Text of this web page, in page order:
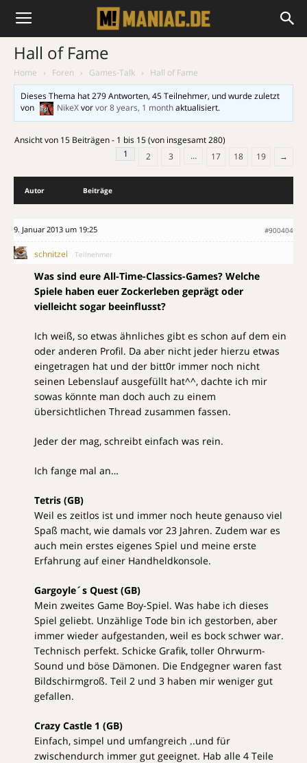
Hall of Fame
Home › Foren › Games-Talk ›
Hall of Fame
Dieses Thema hat 279 Antworten, 45 Teilnehmer, und wurde zuletzt
von
NikeXvorvor 8 years, 1 monthaktualisiert.
Ansicht von 15 Beiträgen - 1 bis 15 (von insgesamt 280)
1
2 3 … 17 18 19 →
Autor Beiträge
9. Januar 2013 um 19:25 #900404
schnitzel Teilnehmer
Was sind eure All-Time-Classics-Games? Welche
Spiele haben euer Zockerleben geprägt oder
vielleicht sogar beeinflusst?
Ich weiß, so etwas ähnliches gibt es schon auf dem ein
oder anderen Profil. Da aber nicht jeder hierzu etwas
eingetragen hat und der bitt0r immer noch nicht
seinen Lebenslauf ausgefüllt hat^^, dachte ich mir
sowas könnte man doch auch zu einem
übersichtlichen Thread zusammen fassen.
Jeder der mag, schreibt einfach was rein.
Ich fange mal an…
Tetris (GB)
Weil es zeitlos ist und immer noch heute genauso viel
Spaß macht, wie damals vor 23 Jahren. Zudem war es
auch mein erstes eigenes Spiel und meine erste
Erfahrung auf einer Handheldkonsole.
Gargoyle´s Quest (GB)
Mein zweites Game Boy-Spiel. Was habe ich dieses
Spiel geliebt. Unzählige Tode bin ich gestorben, aber
immer wieder aufgestanden, weil es bock schwer war.
Technisch perfekt. Schicke Grafik, toller Ohrwurm-
Sound und böse Dämonen. Die Endgegner waren fast
Bildschirmgroß. Teil 2 und 3 haben mir weniger gut
gefallen.
Crazy Castle 1 (GB)
Einfach, simpel und umfangreich ..und für
zwischendurch immer gut geeignet. Hab alle 4 Teile